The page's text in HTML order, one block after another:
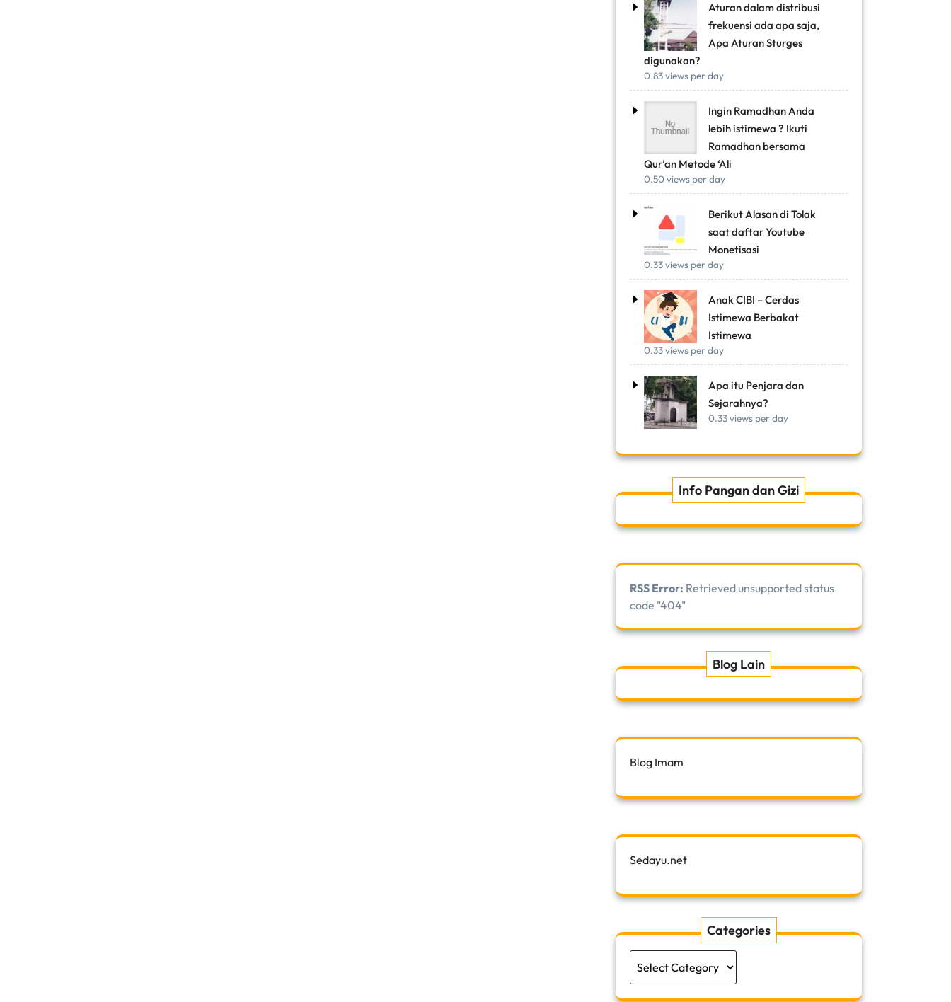
Aturan dalam distribusi
frekuensi ada apa saja,
Apa Aturan Sturges
digunakan?
0.83 views per day
Ingin Ramadhan Anda
lebih istimewa ? Ikuti
Ramadhan bersama
Qur’an Metode ‘Ali
0.50 views per day
Berikut Alasan di Tolak
saat daftar Youtube
Monetisasi
0.33 views per day
Anak CIBI – Cerdas
Istimewa Berbakat
Istimewa
0.33 views per day
Apa itu Penjara dan
Sejarahnya?
0.33 views per day
Info Pangan dan Gizi
RSS Error: Retrieved unsupported status
code "404"
Blog Lain
Blog Imam
Sedayu.net
Categories